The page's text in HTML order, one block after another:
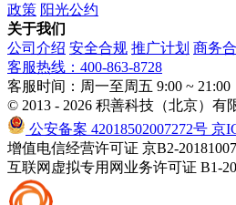
政策 阳光公约
关于我们
公司介绍 安全合规 推广计划 商务
客服热线：400-863-8728
客服时间：周一至周五 9:00 ~ 21:00
© 2013 - 2026 积善科技（北京）有
公安备案 42018502007272号 京
增值电信经营许可证 京B2-20181007
互联网虚拟专用网业务许可证 B1-